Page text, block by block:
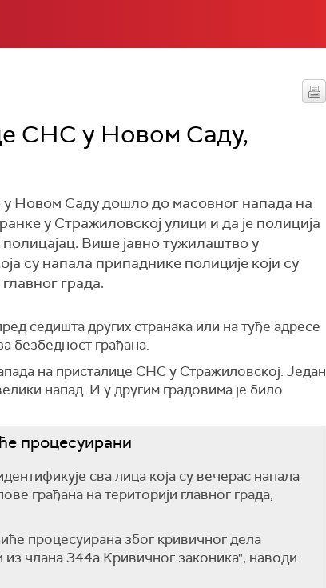
СНС у Новом Саду,
Новом Саду дошло до масовног напада на
у Стражиловској улици и да је полиција
Више јавно тужилаштво у
су напала припаднике полиције који су
града.
седишта других странака или на туђе адресе
безбедност грађана.
на присталице СНС у Стражиловској. Један
напад. И у другим градовима је било
процесуирани
сва лица која су вечерас напала
грађана на територији главног града,
процесуирана због кривичног дела
члана 344а Кривичног законика", наводи